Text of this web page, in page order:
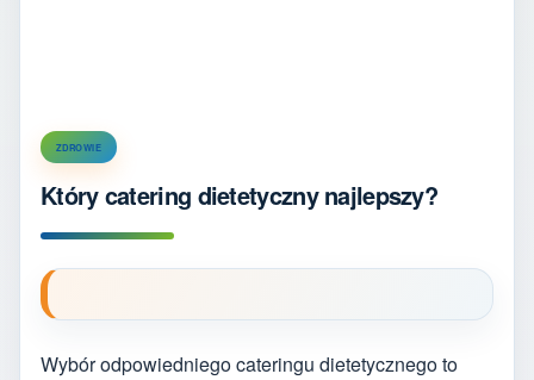
ZDROWIE
Który catering dietetyczny najlepszy?
Wybór odpowiedniego cateringu dietetycznego to